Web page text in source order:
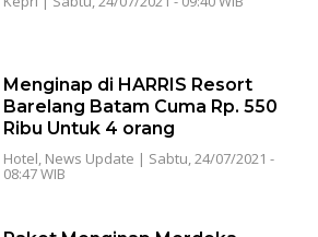
Kepri | Sabtu, 24/07/2021 - 09:40 WIB
Menginap di HARRIS Resort
Barelang Batam Cuma Rp. 550
Ribu Untuk 4 orang
Hotel,News Update | Sabtu, 24/07/2021 -
08:47 WIB